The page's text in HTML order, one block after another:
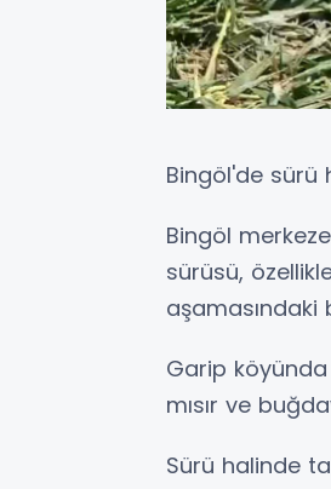
Bingöl'de sürü
Bingöl
sürüsü,
Garip köyünda
mısır ve
Sürü halinde